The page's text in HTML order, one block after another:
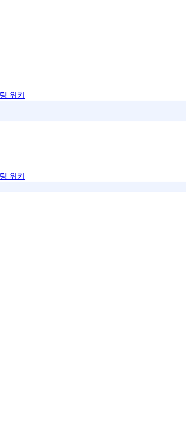
위키
위키